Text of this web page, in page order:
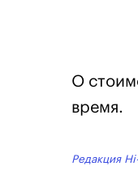
О
время.
Редакция